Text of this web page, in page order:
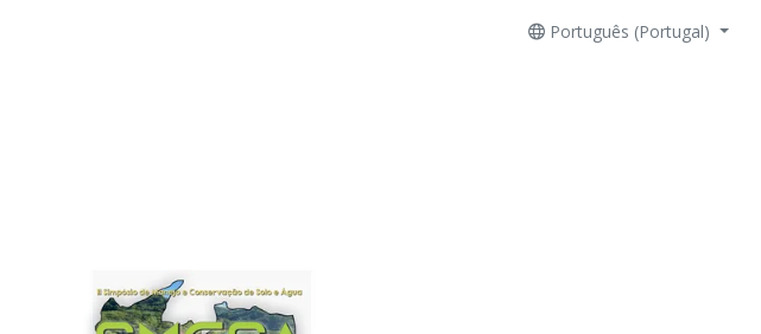
Português (Portugal)